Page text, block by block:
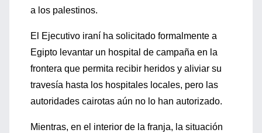
a los palestinos.
El Ejecutivo iraní ha solicitado formalmente a
Egipto levantar un hospital de campaña en la
frontera que permita recibir heridos y aliviar su
travesía hasta los hospitales locales, pero las
autoridades cairotas aún no lo han autorizado.
Mientras, en el interior de la franja, la situación